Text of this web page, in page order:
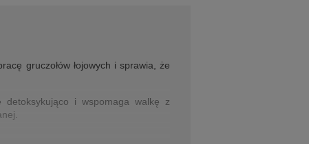
gruczołów łojowych i sprawia, że
detoksykująco i wspomaga walkę z